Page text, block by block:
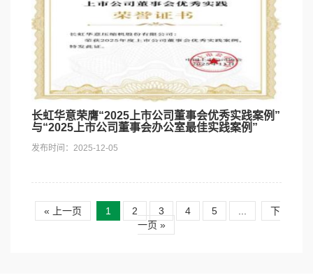
长虹华意荣膺“2025上市公司董事会优秀实践案例”
与“2025上市公司董事会办公室最佳实践案例”
发布时间：2025-12-05
« 上一页 1 2 3 4 5 ...
下
一页 »